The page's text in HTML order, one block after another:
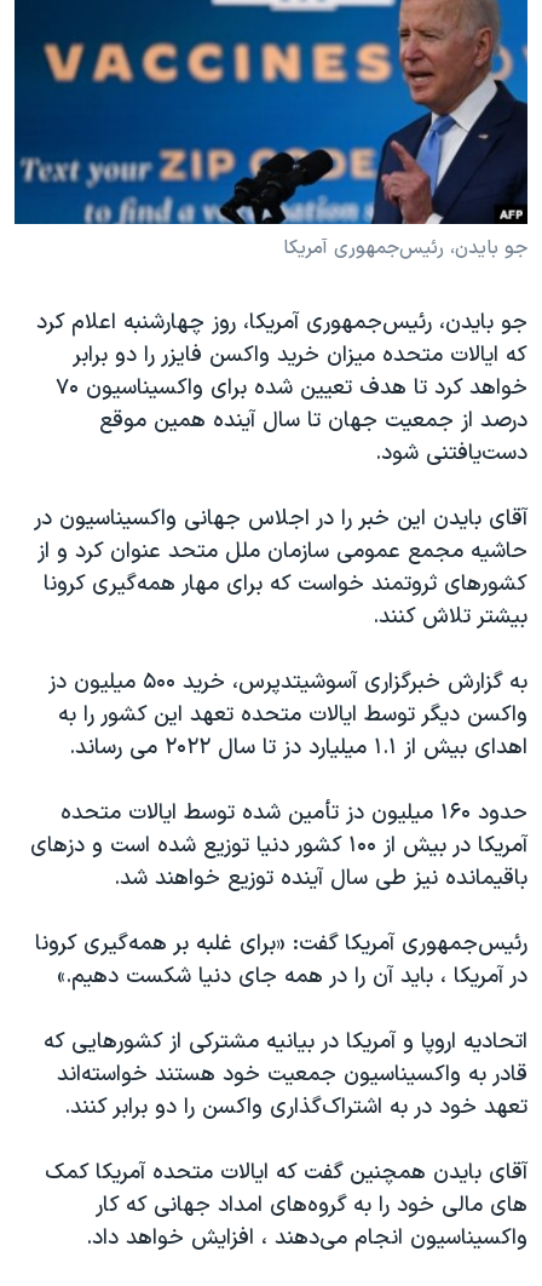
فرهنگ و زندگی
حقوق شهروندی
اقتصادی
علم و فناوری
اسرائیل در جنگ
گالری عکس
مستندها
انتخابات ریاست جمهوری آمریکا ۲۰۲۴
حمله جمهوری اسلامی به اسرائیل
رمز مهسا
ورزش زنان در ایران
اعتراضات زن، زندگی، آزادی
تریبونال مردمی آبان ۹۸
دادگاه حمید نوری
چهل سال گروگان‌گیری
قانون شفافیت دارائی کادر رهبری ایران
اسرائیل در جنگ
نرگس محمدی برنده جایزه نوبل صلح
همایش محافظه‌کاران آمریکا «سی‌پک»
صفحه‌های ویژه
سفر پرزیدنت ترامپ به چین
دنبال کنید
زبانهای مختلف
جو بایدن، رئیس‌جمهوری آمریکا
جو بایدن، رئیس‌جمهوری آمریکا، روز چهارشنبه اعلام کرد
که ایالات متحده میزان خرید واکسن فایزر را دو برابر
خواهد کرد تا هدف تعیین شده برای واکسیناسیون ۷۰
درصد از جمعیت جهان تا سال آینده همین موقع
دست‌یافتنی شود.
آقای بایدن این خبر را در اجلاس جهانی واکسیناسیون در
حاشیه مجمع عمومی سازمان ملل متحد عنوان کرد و‌ از
کشورهای ثروتمند خواست که برای مهار همه‌گیری کرونا
بیشتر تلاش کنند.
به گزارش خبرگزاری آسوشیتدپرس، خرید ۵۰۰ میلیون دز
واکسن دیگر توسط ایالات متحده تعهد این کشور را به
اهدای بیش از ۱.۱ میلیارد دز تا سال ۲۰۲۲ می رساند.
حدود ۱۶۰ میلیون دز تأمین شده توسط ایالات متحده
آمریکا در بیش از ۱۰۰ کشور دنیا توزیع شده است و دزهای
باقیمانده نیز طی سال آینده توزیع خواهند شد.
رئیس‌جمهوری آمریکا گفت: «برای غلبه بر همه‌گیری کرونا
در آمریکا ، باید آن را در همه جای دنیا شکست دهیم.»
اتحادیه اروپا و آمریکا در بیانیه مشترکی از کشورهایی که
قادر به واکسیناسیون جمعیت خود هستند خواسته‌اند
تعهد خود در به اشتراک‌گذاری واکسن را دو برابر کنند.
آقای بایدن همچنین گفت که ایالات متحده آمریکا کمک
های مالی خود را به گروه‌های امداد جهانی که کار
واکسیناسیون انجام می‌دهند ، افزایش خواهد داد.